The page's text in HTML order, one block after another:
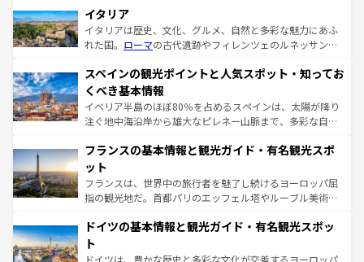
イタリア
イタリアは歴史、文化、グルメ、自然と多彩な魅力にあふ
れた国。 ローマの古代遺跡やフィレンツェのルネッサンス
ろん、トスカーナの美しい田園風景やアマルフィ海岸の絶
景など、自然景観も見逃せない。観光の合間には、本場の
ピザやパスタなど、絶品のイタリア料理を堪能することも
できる。朝目覚めてから夜眠るまで、すべての瞬間を楽し
なお、新着のイタリア情報はコンテンツ一覧を参照してほ
しい。
スペインの観光ポイントと人気スポット・知ってお
くべき基本情報
イベリア半島のほぼ80％を占めるスペインは、太陽が降り
注ぐ地中海沿岸から雄大なピレネー山脈まで、多彩な自然
文化が根付くこの国では、情熱的なフラメンコ、熱気あふ
れる闘牛、そして美味しいタパスが生活の一部となってい
る。首都マドリードの洗練された雰囲気や、バルセロナの
アートに溢れた街角から、地方では古代ローマ遺跡や中世
せる。地方によって風土や気候が異なるスペインはその個
ンテンツ一覧 を参照してほしい。
フランスの基本情報と観光ガイド・有名観光スポ
ット
フランスは、世界中の旅行者を魅了し続けるヨーロッパ屈
指の観光地だ。首都パリのエッフェル塔やルーブル美術館
で、幅広い魅力が詰まっている。華麗な宮殿、歴史的な大
聖堂、美しいビーチ、そして豊かな自然が、訪れる者を心
から魅了する。また、フランスは美食の国としても知ら
ドイツの基本情報と観光ガイド・有名観光スポッ
ト
ドイツは、豊かな歴史と多彩な文化が交差するヨーロッパ